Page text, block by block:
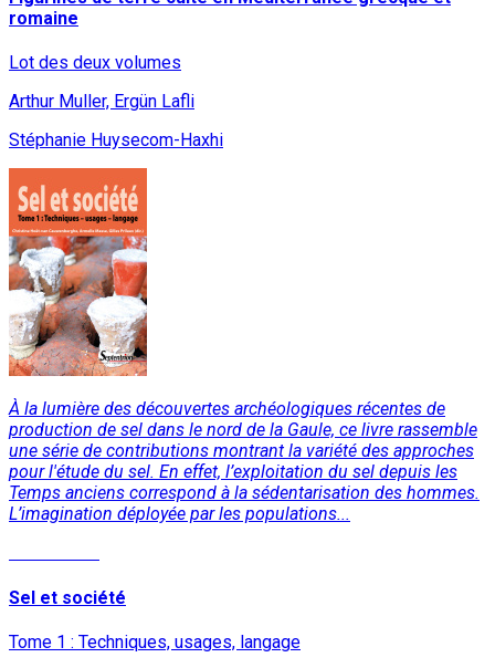
romaine
Lot des deux volumes
Arthur Muller, Ergün Lafli
Stéphanie Huysecom-Haxhi
À la lumière des découvertes archéologiques récentes de
production de sel dans le nord de la Gaule, ce livre rassemble
une série de contributions montrant la variété des approches
pour l'étude du sel. En effet, l’exploitation du sel depuis les
Temps anciens correspond à la sédentarisation des hommes.
L’imagination déployée par les populations...
Sel et société
Tome 1 : Techniques, usages, langage